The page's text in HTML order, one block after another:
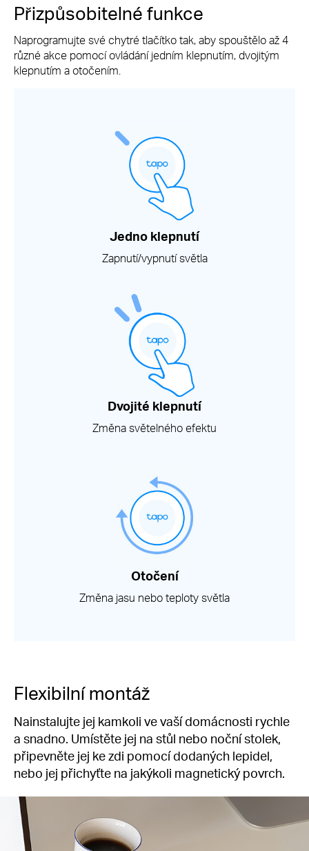
Přizpůsobitelné funkce
Naprogramujte své chytré tlačítko tak, aby spouštělo až 4
různé akce pomocí ovládání jedním klepnutím, dvojitým
klepnutím a otočením.
Jedno klepnutí
Zapnutí/vypnutí světla
Dvojité klepnutí
Změna světelného efektu
Otočení
Změna jasu nebo teploty světla
Flexibilní montáž
Nainstalujte jej kamkoli ve vaší domácnosti rychle
a snadno. Umístěte jej na stůl nebo noční stolek,
připevněte jej ke zdi pomocí dodaných lepidel,
nebo jej přichyťte na jakýkoli magnetický povrch.